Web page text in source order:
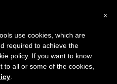
x
use cookies, which are
required to achieve the
policy. If you want to know
to all or some of the cookies,